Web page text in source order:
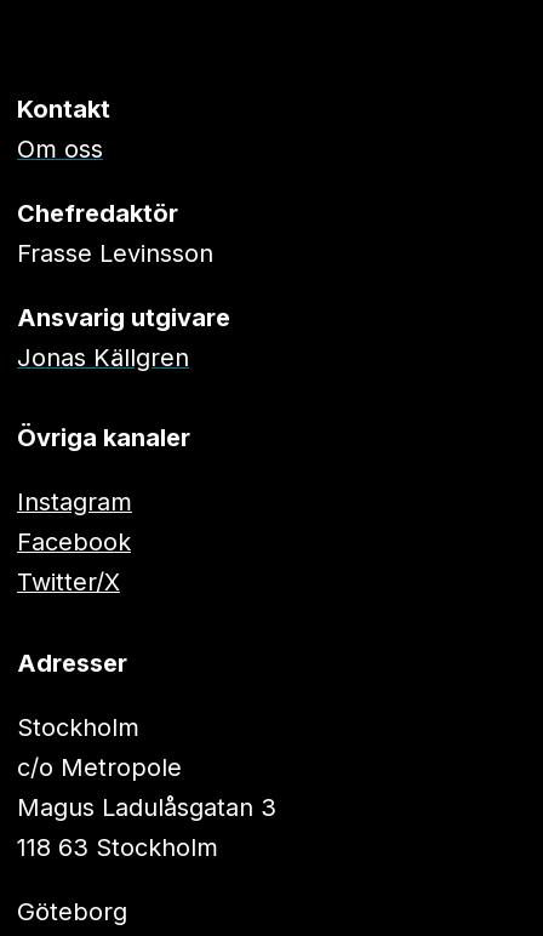
Kontakt
Om oss
Chefredaktör
Frasse Levinsson
Ansvarig utgivare
Jonas Källgren
Övriga kanaler
Instagram
Facebook
Twitter/X
Adresser
Stockholm
c/o Metropole
Magus Ladulåsgatan 3
118 63 Stockholm
Göteborg